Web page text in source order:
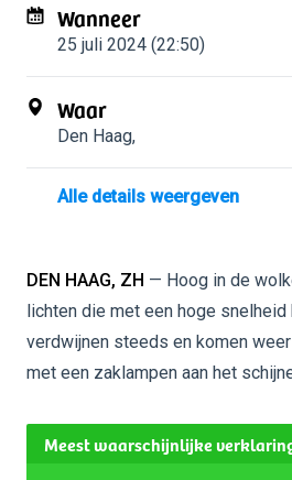
Wanneer
25 juli 2024 (22:50)
Waar
Den Haag,
Alle details weergeven
DEN HAAG, ZH — Hoog in de
lichten die met een hoge snelheid
verdwijnen steeds en komen
met een zaklampen aan het
Meest waarschijnlijke